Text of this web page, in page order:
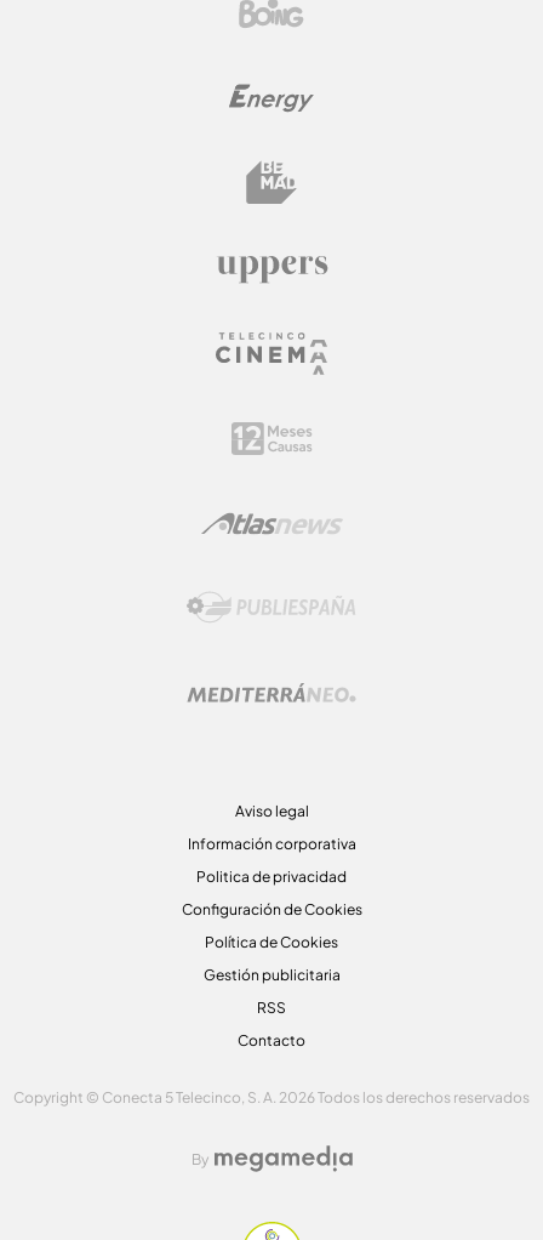
Aviso legal
Información corporativa
Politica de privacidad
Configuración de Cookies
Política de Cookies
Gestión publicitaria
RSS
Contacto
Copyright © Conecta 5 Telecinco, S. A. 2026 Todos los derechos reservados
By